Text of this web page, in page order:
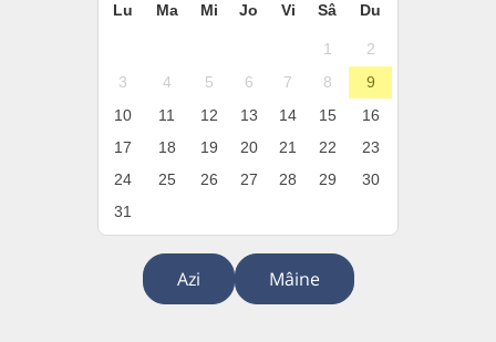
Lu Ma Mi Jo Vi Sâ Du
1
2
3
4 5 6 7 8
9
10
11 12 13 14 15
16
17
18 19 20 21 22
23
24
25 26 27 28 29
30
31
Azi Mâine